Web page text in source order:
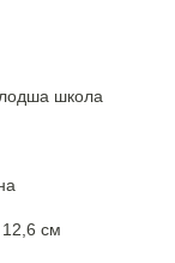
школа
см